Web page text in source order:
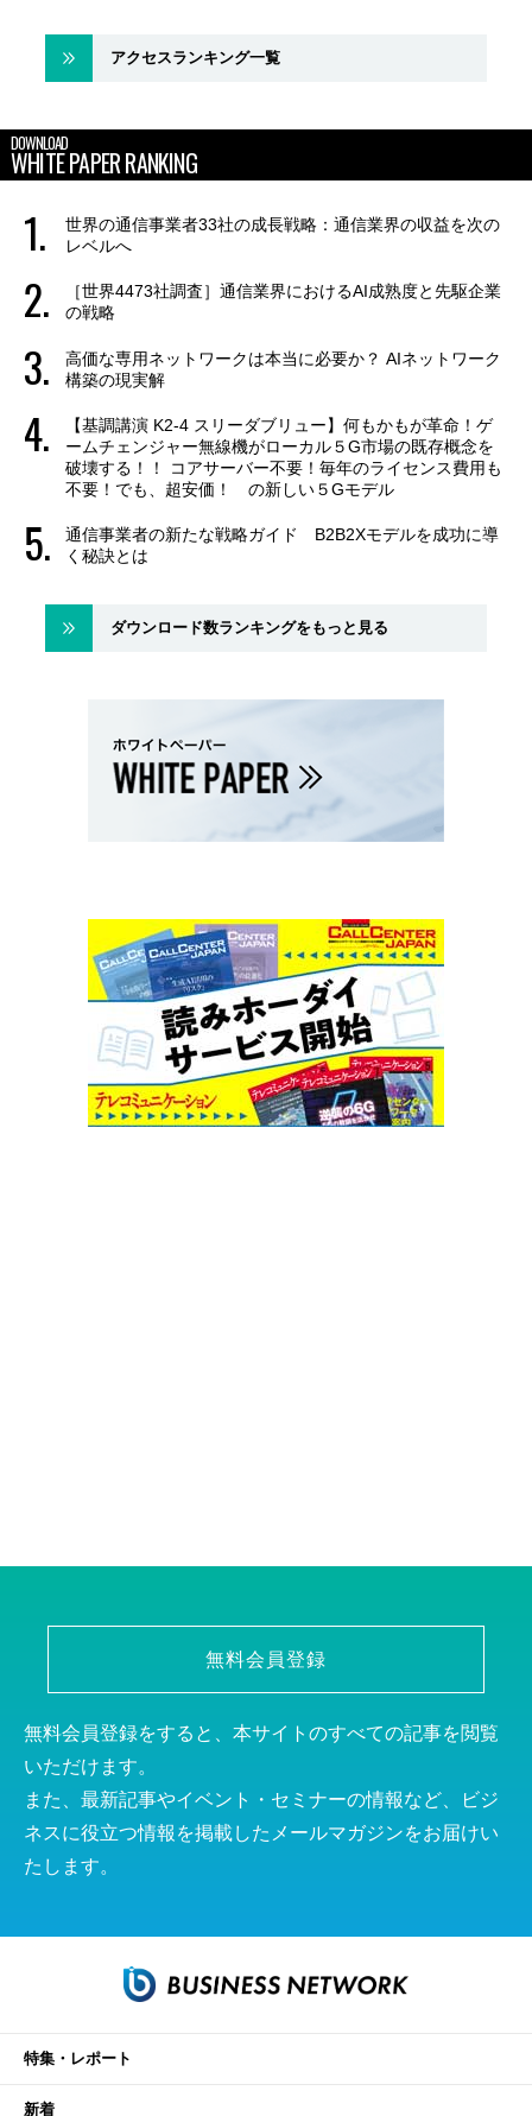
アクセスランキング一覧
DOWNLOAD
WHITE PAPER RANKING
世界の通信事業者33社の成長戦略：通信業界の収益を次の
レベルへ
［世界4473社調査］通信業界におけるAI成熟度と先駆企業
の戦略
高価な専用ネットワークは本当に必要か？ AIネットワーク
構築の現実解
【基調講演 K2-4 スリーダブリュー】何もかもが革命！ゲ
ームチェンジャー無線機がローカル５G市場の既存概念を
破壊する！！ コアサーバー不要！毎年のライセンス費用も
不要！でも、超安価！ の新しい５Gモデル
通信事業者の新たな戦略ガイド B2B2Xモデルを成功に導
く秘訣とは
ダウンロード数ランキングをもっと見る
無料会員登録
無料会員登録をすると、本サイトのすべての記事を閲覧
いただけます。
また、最新記事やイベント・セミナーの情報など、ビジ
ネスに役立つ情報を掲載したメールマガジンをお届けい
たします。
特集・レポート
新着